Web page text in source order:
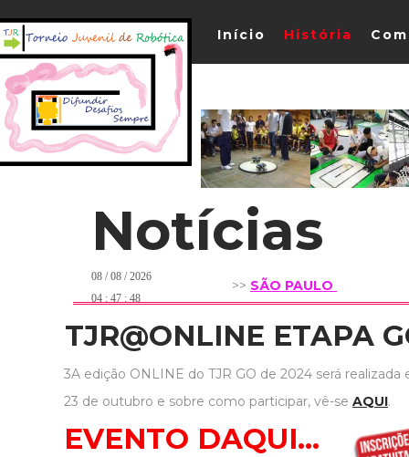
Início História
Notícias
08 / 08 / 2026
04 : 47 : 48
TJR@ONLINE ETAPA
3A edição ONLINE do TJR GO de 2024 será realizada
23 de outubro e sobre como participar, vê-se AQUI.
EVENTO DAQUI...
>> SÃO PAULO